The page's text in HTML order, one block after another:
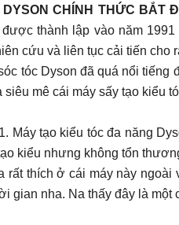
CHÍNH THỨC BẮT
thành lập vào năm
cứu và liên tục cải tiến
tóc Dyson đã quá nổi
mê cái máy sấy tạo
Máy tạo kiểu tóc đa năng
kiểu nhưng không tổn
rất thích ở cái máy này
gian nha. Na thấy đây là một